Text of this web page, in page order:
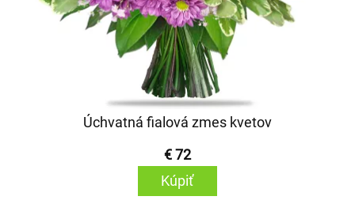
Úchvatná fialová zmes kvetov
€ 72
Kúpiť